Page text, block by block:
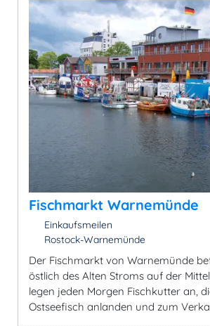
Fischmarkt Warnemünde
Einkaufsmeilen
Rostock-Warnemünde
Der Fischmarkt von Warnemünde
östlich des Alten Stroms auf der
legen jeden Morgen Fischkutter an,
Ostseefisch anlanden und zum